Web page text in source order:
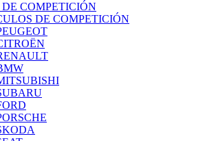
COMPETICIÓN
DE COMPETICIÓN